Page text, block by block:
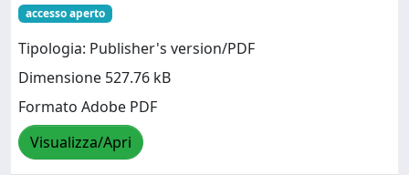
accesso aperto
Tipologia: Publisher's version/PDF
Dimensione 527.76 kB
Formato Adobe PDF
Visualizza/Apri